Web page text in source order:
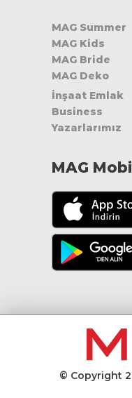
MAG Summer
MAG Kids
MAG Bride
MAG Deko
İnşaat Emlak
Business
Yazarlarımız
MAG
© Copyright